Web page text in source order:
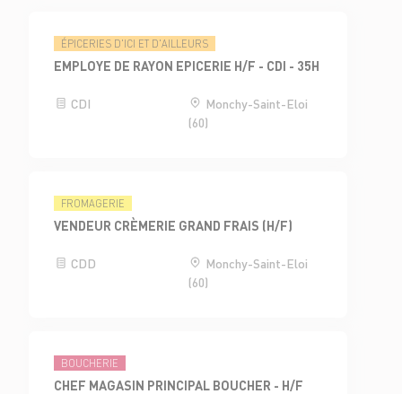
ÉPICERIES D'ICI ET D'AILLEURS
EMPLOYE DE RAYON EPICERIE H/F - CDI - 35H
CDI
Monchy-Saint-Eloi
(60)
FROMAGERIE
VENDEUR CRÈMERIE GRAND FRAIS (H/F)
CDD
Monchy-Saint-Eloi
(60)
BOUCHERIE
CHEF MAGASIN PRINCIPAL BOUCHER - H/F